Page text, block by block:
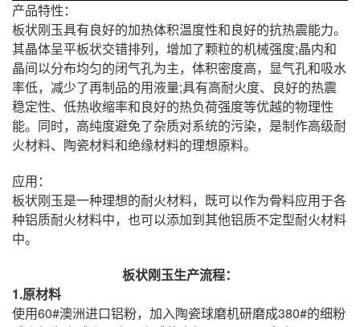
产品特性：
板状刚玉具有良好的加热体积温度性和良好的抗热震能力。
其晶体呈平板状交错排列，增加了颗粒的机械强度;晶内和
晶间以分布均匀的闭气孔为主，体积密度高，显气孔和吸水
率低，减少了再制品的用液量;具有高耐火度、良好的热震
稳定性、低热收缩率和良好的热负荷强度等优越的物理性
能。同时，高纯度避免了杂质对系统的污染，是制作高级耐
火材料、陶瓷材料和绝缘材料的理想原料。
应用：
板状刚玉是一种理想的耐火材料，既可以作为骨料应用于各
种铝质耐火材料中，也可以添加到其他铝质不定型耐火材料
中。
板状刚玉生产流程：
1.原材料
使用60#澳洲进口铝粉，加入陶瓷球磨机研磨成380#的细粉